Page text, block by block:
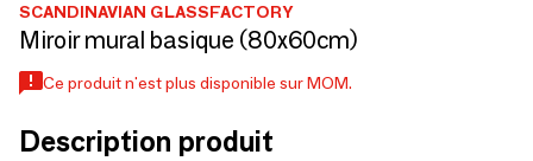
SCANDINAVIAN GLASSFACTORY
Miroir mural basique (80x60cm)
Ce produit n'est plus disponible sur MOM.
Description produit